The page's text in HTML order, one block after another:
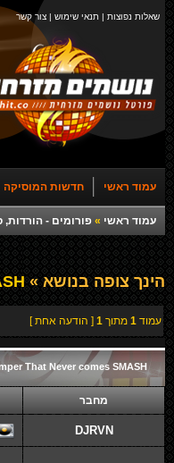
שאלות נפוצות | תנאי שימוש | צור קשר
עמוד ראשי חדשות המוסיקה
עמוד ראשי » פורומים - הורדות,
הינך צופה בנושא »
עמוד 1 מתוך 1 [ הודעה אחת ]
That Never comes SMASH
מחבר
DJRVN